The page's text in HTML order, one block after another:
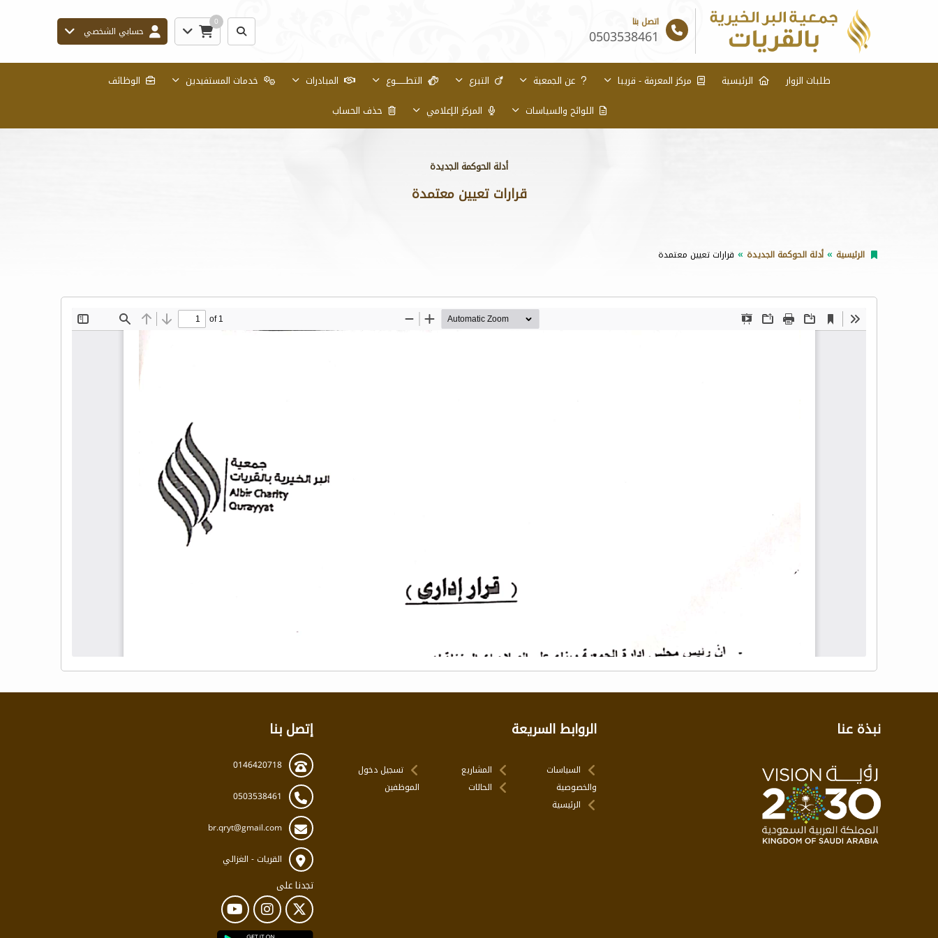
اتصل بنا
0503538461
0
حسابي الشخصي
طلبات الزوار الرئيسية مركز المعرفة - قريبا عن الجمعية التبرع التطـــــــوع المبادرات خدمات المستفيدين
الوظائف
اللوائح والسياسات
المركز الإعلامي حذف الحساب
أدلة الحوكمة الجديدة
قرارات تعيين معتمدة
الرئيسية أدلة الحوكمة الجديدة قرارات تعيين معتمدة
نبذة عنا الروابط السريعة
السياسات
والخصوصية
الرئيسية
المشاريع
الحالات
تسجيل دخول
الموظفين
إتصل بنا
0146420718
0503538461
br.qryt@gmail.com
القريات - الغزالي
تجدنا على